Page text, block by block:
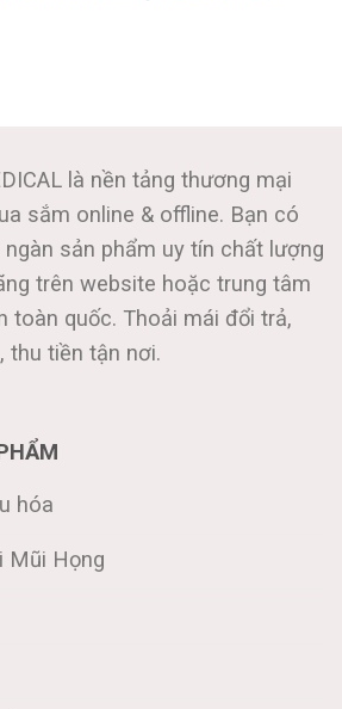
là nền tảng thương mại
sắm online & offline. Bạn có
sản phẩm uy tín chất lượng
trên website hoặc trung tâm
toàn quốc. Thoải mái đổi trả,
thu tiền tận nơi.
hóa
Mũi Họng